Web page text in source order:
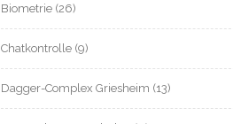
Biometrie (26)
Chatkontrolle (9)
Dagger-Complex Griesheim (13)